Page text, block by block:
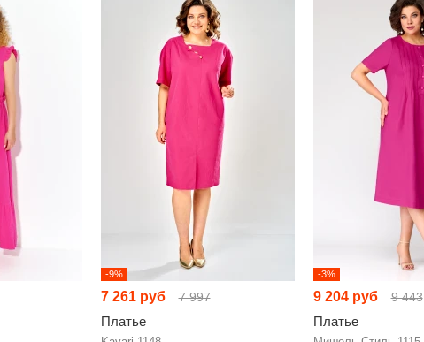
-9%
7 261 руб 7 997
Платье
-3%
9 204 руб 9 443
Платье